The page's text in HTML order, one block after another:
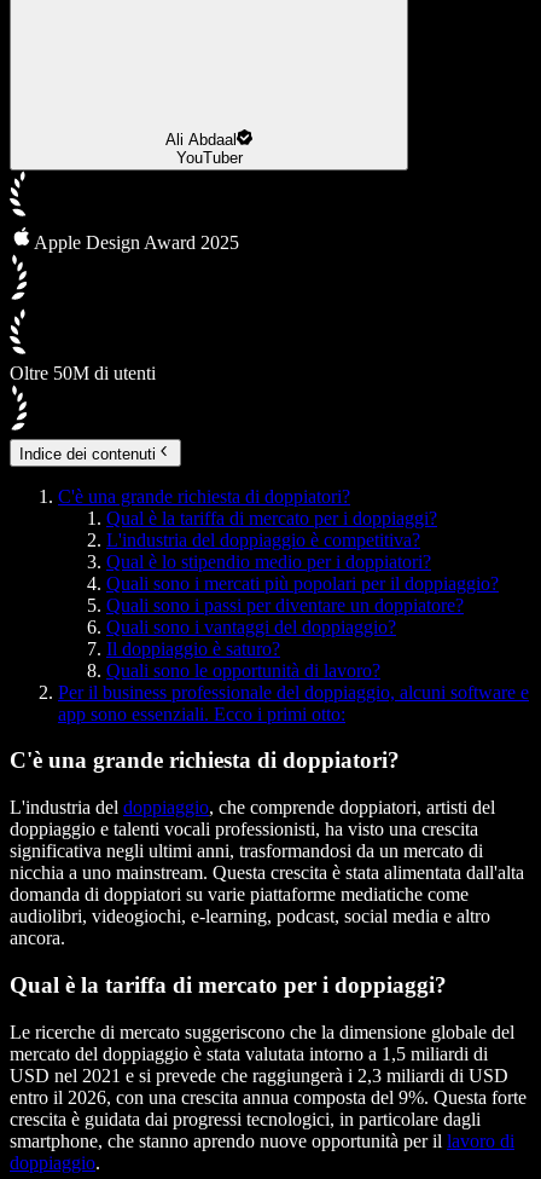
Ali Abdaal
YouTuber
Apple Design Award 2025
Oltre 50M di utenti
Indice dei contenuti
C'è una grande richiesta di doppiatori?
Qual è la tariffa di mercato per i doppiaggi?
L'industria del doppiaggio è competitiva?
Qual è lo stipendio medio per i doppiatori?
Quali sono i mercati più popolari per il doppiaggio?
Quali sono i passi per diventare un doppiatore?
Quali sono i vantaggi del doppiaggio?
Il doppiaggio è saturo?
Quali sono le opportunità di lavoro?
Per il business professionale del doppiaggio, alcuni software e
app sono essenziali. Ecco i primi otto:
C'è una grande richiesta di doppiatori?
L'industria del doppiaggio, che comprende doppiatori, artisti del
doppiaggio e talenti vocali professionisti, ha visto una crescita
significativa negli ultimi anni, trasformandosi da un mercato di
nicchia a uno mainstream. Questa crescita è stata alimentata dall'alta
domanda di doppiatori su varie piattaforme mediatiche come
audiolibri, videogiochi, e-learning, podcast, social media e altro
ancora.
Qual è la tariffa di mercato per i doppiaggi?
Le ricerche di mercato suggeriscono che la dimensione globale del
mercato del doppiaggio è stata valutata intorno a 1,5 miliardi di
USD nel 2021 e si prevede che raggiungerà i 2,3 miliardi di USD
entro il 2026, con una crescita annua composta del 9%. Questa forte
crescita è guidata dai progressi tecnologici, in particolare dagli
smartphone, che stanno aprendo nuove opportunità per il lavoro di
doppiaggio.